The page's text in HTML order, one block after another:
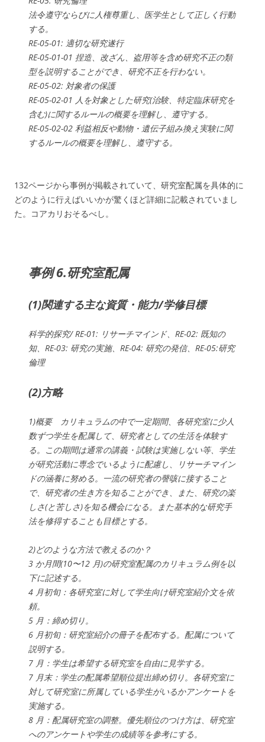
法令遵守ならびに人権尊重し、医学生として正しく行動
する。
RE-05-01: 適切な研究遂行
RE-05-01-01 捏造、改ざん、盗用等を含め研究不正の類
型を説明することができ、研究不正を行わない。
RE-05-02: 対象者の保護
RE-05-02-01 人を対象とした研究(治験、特定臨床研究を
含む)に関するルールの概要を理解し、遵守する。
RE-05-02-02 利益相反や動物・遺伝子組み換え実験に関
するルールの概要を理解し、遵守する。
132ページから事例が掲載されていて、研究室配属を具体的に
どのように行えばいいかが驚くほど詳細に記載されていまし
た。コアカリおそるべし。
事例 6.研究室配属
(1)関連する主な資質・能力/学修目標
科学的探究/ RE-01: リサーチマインド、RE-02: 既知の
知、RE-03: 研究の実施、RE-04: 研究の発信、RE-05:研究
倫理
(2)方略
1)概要 カリキュラムの中で一定期間、各研究室に少人
数ずつ学生を配属して、研究者としての生活を体験す
る。この期間は通常の講義・試験は実施しない等、学生
が研究活動に専念でいるように配慮し、リサーチマイン
ドの涵養に努める。一流の研究者の謦咳に接すること
で、研究者の生き方を知ることができ、また、研究の楽
しさ(と苦しさ)を知る機会になる。また基本的な研究手
法を修得することも目標とする。
2)どのような方法で教えるのか？
3 か月間(10〜12 月)の研究室配属のカリキュラム例を以
下に記述する。
4 月初旬：各研究室に対して学生向け研究室紹介文を依
頼。
5 月：締め切り。
6 月初旬：研究室紹介の冊子を配布する。配属について
説明する。
7 月：学生は希望する研究室を自由に見学する。
7 月末：学生の配属希望順位提出締め切り。各研究室に
対して研究室に所属している学生がいるかアンケートを
実施する。
8 月：配属研究室の調整。優先順位のつけ方は、研究室
へのアンケートや学生の成績等を参考にする。